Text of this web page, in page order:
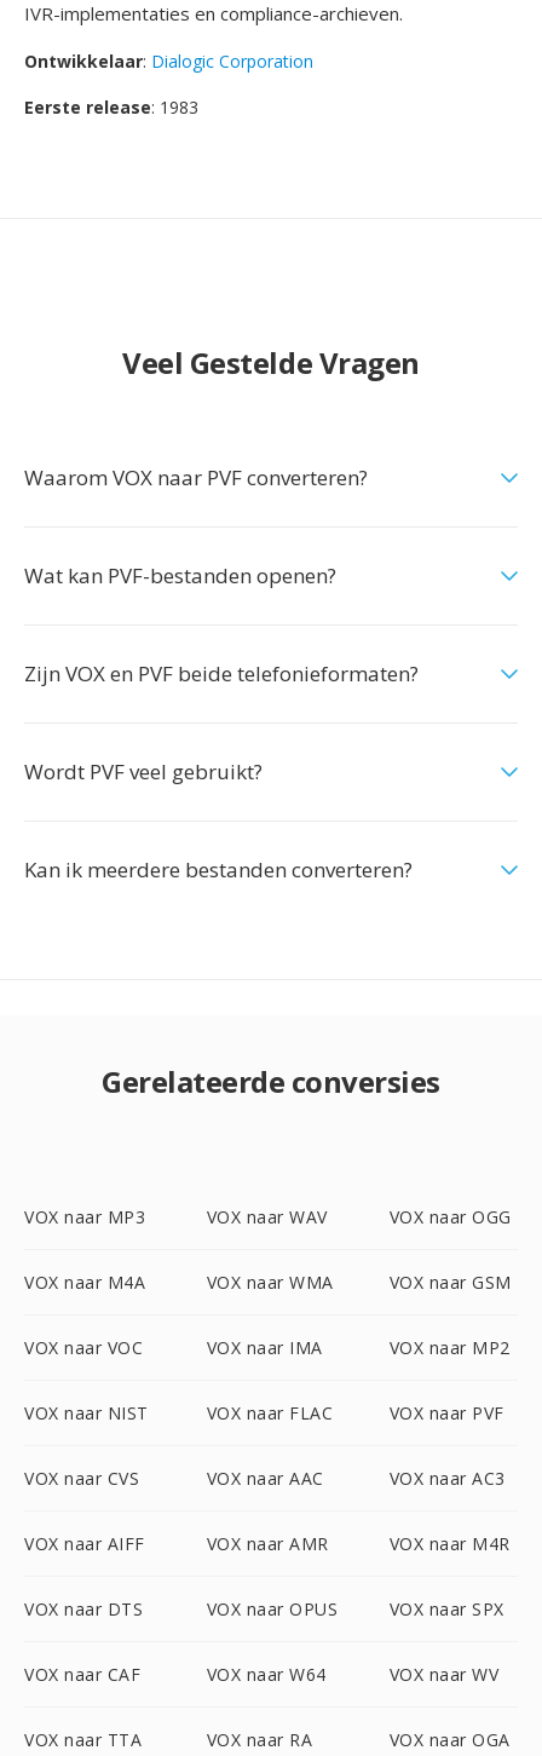
IVR-implementaties en compliance-archieven.
Ontwikkelaar: Dialogic Corporation
Eerste release: 1983
Veel Gestelde Vragen
Waarom VOX naar PVF converteren?
Wat kan PVF-bestanden openen?
Zijn VOX en PVF beide telefonieformaten?
Wordt PVF veel gebruikt?
Kan ik meerdere bestanden converteren?
Gerelateerde conversies
VOX naar MP3 VOX naar WAV VOX naar OGG
VOX naar M4A VOX naar WMA VOX naar GSM
VOX naar VOC VOX naar IMA VOX naar MP2
VOX naar NIST VOX naar FLAC VOX naar PVF
VOX naar CVS VOX naar AAC VOX naar AC3
VOX naar AIFF VOX naar AMR VOX naar M4R
VOX naar DTS VOX naar OPUS VOX naar SPX
VOX naar CAF VOX naar W64 VOX naar WV
VOX naar TTA VOX naar RA VOX naar OGA